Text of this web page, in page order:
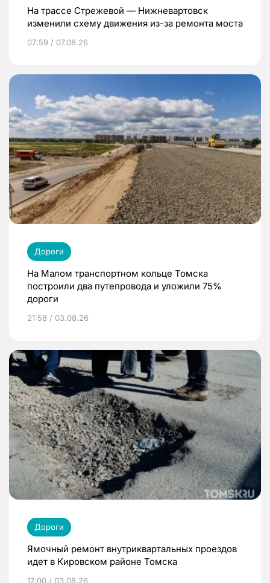
На трассе Стрежевой — Нижневартовск
изменили схему движения из-за ремонта моста
07:59 / 07.08.26
Дороги
На Малом транспортном кольце Томска
построили два путепровода и уложили 75%
дороги
21:58 / 03.08.26
Дороги
Ямочный ремонт внутриквартальных проездов
идет в Кировском районе Томска
17:00 / 03.08.26